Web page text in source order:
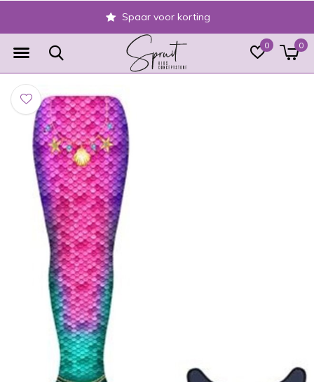
0 0
Spaar voor korting